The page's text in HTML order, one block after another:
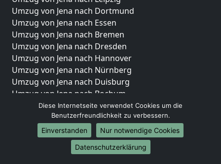
Umzug von Jena nach Dortmund
Umzug von Jena nach Essen
Umzug von Jena nach Bremen
Umzug von Jena nach Dresden
Umzug von Jena nach Hannover
Umzug von Jena nach Nürnberg
Umzug von Jena nach Duisburg
Umzug von Jena nach Bochum
Umzug von Jena nach Wuppertal
Umzug von Jena nach Bielefeld
Umzug von Jena nach Bonn
Umzug von Jena nach Münster
Diese Internetseite verwendet Cookies um die
Benutzerfreundlichkeit zu verbessern.
Einverstanden
Nur notwendige Cookies
Datenschutzerklärung